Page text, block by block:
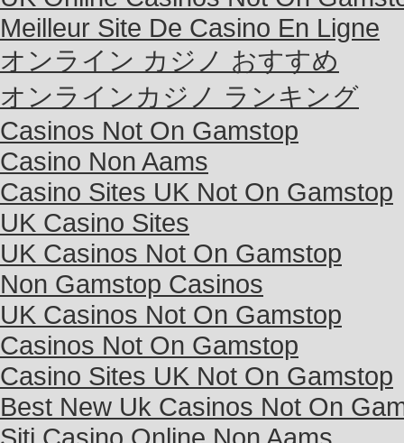
Meilleur Site De Casino En Ligne
オンライン カジノ おすすめ
オンラインカジノ ランキング
Casinos Not On Gamstop
Casino Non Aams
Casino Sites UK Not On Gamstop
UK Casino Sites
UK Casinos Not On Gamstop
Non Gamstop Casinos
UK Casinos Not On Gamstop
Casinos Not On Gamstop
Casino Sites UK Not On Gamstop
Best New Uk Casinos Not On